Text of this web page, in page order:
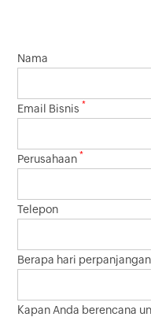
Nama
Email Bisnis *
Perusahaan *
Telepon
Berapa hari
Kapan Anda berencana